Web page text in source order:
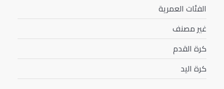
الفئات العمرية
غير مصنف
كرة القدم
كرة اليد